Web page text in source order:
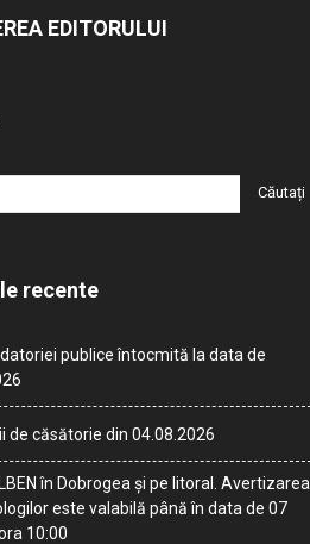
EDITORULUI
recente
publice întocmită la data de
de căsătorie din 04.08.2026
în Dobrogea și pe litoral. Avertizarea
este valabilă până în data de 07
10:00